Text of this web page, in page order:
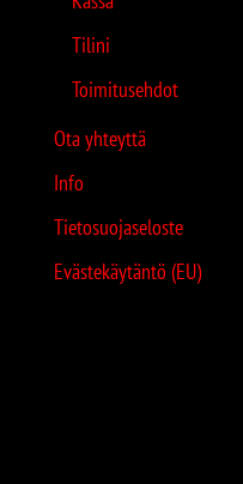
Tilini
Toimitusehdot
Ota yhteyttä
Info
Tietosuojaseloste
Evästekäytäntö (EU)